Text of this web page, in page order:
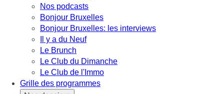
Nos podcasts
Bonjour Bruxelles
Bonjour Bruxelles: les interviews
Il y a du Neuf
Le Brunch
Le Club du Dimanche
Le Club de l'Immo
Grille des programmes